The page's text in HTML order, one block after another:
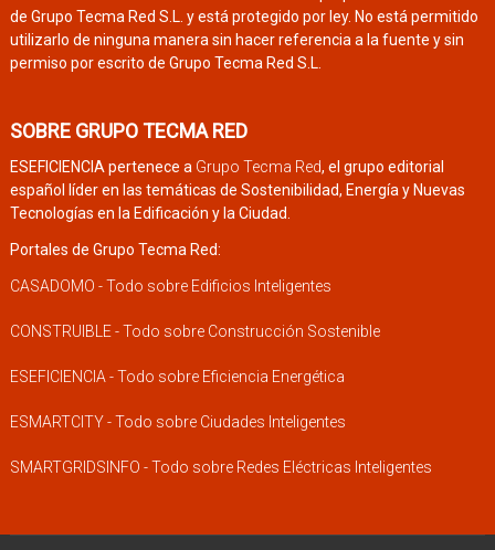
de Grupo Tecma Red S.L. y está protegido por ley. No está permitido
utilizarlo de ninguna manera sin hacer referencia a la fuente y sin
permiso por escrito de Grupo Tecma Red S.L.
SOBRE GRUPO TECMA RED
ESEFICIENCIA pertenece a Grupo Tecma Red, el grupo editorial
español líder en las temáticas de Sostenibilidad, Energía y Nuevas
Tecnologías en la Edificación y la Ciudad.
Portales de Grupo Tecma Red:
CASADOMO - Todo sobre Edificios Inteligentes
CONSTRUIBLE - Todo sobre Construcción Sostenible
ESEFICIENCIA - Todo sobre Eficiencia Energética
ESMARTCITY - Todo sobre Ciudades Inteligentes
SMARTGRIDSINFO - Todo sobre Redes Eléctricas Inteligentes